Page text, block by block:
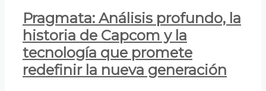
Pragmata: Análisis profundo, la
historia de Capcom y la
tecnología que promete
redefinir la nueva generación